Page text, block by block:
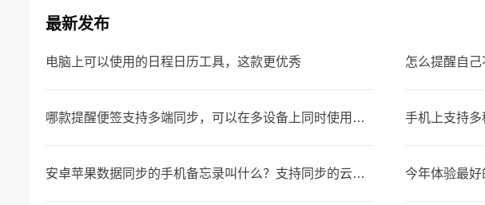
最新发布
电脑上可以使用的日程日历工具，这款更优秀
哪款提醒便签支持多端同步，可以在多设备上同时使用的便签 手机上支持
安卓苹果数据同步的手机备忘录叫什么？支持同步的云备忘录 今年体验最